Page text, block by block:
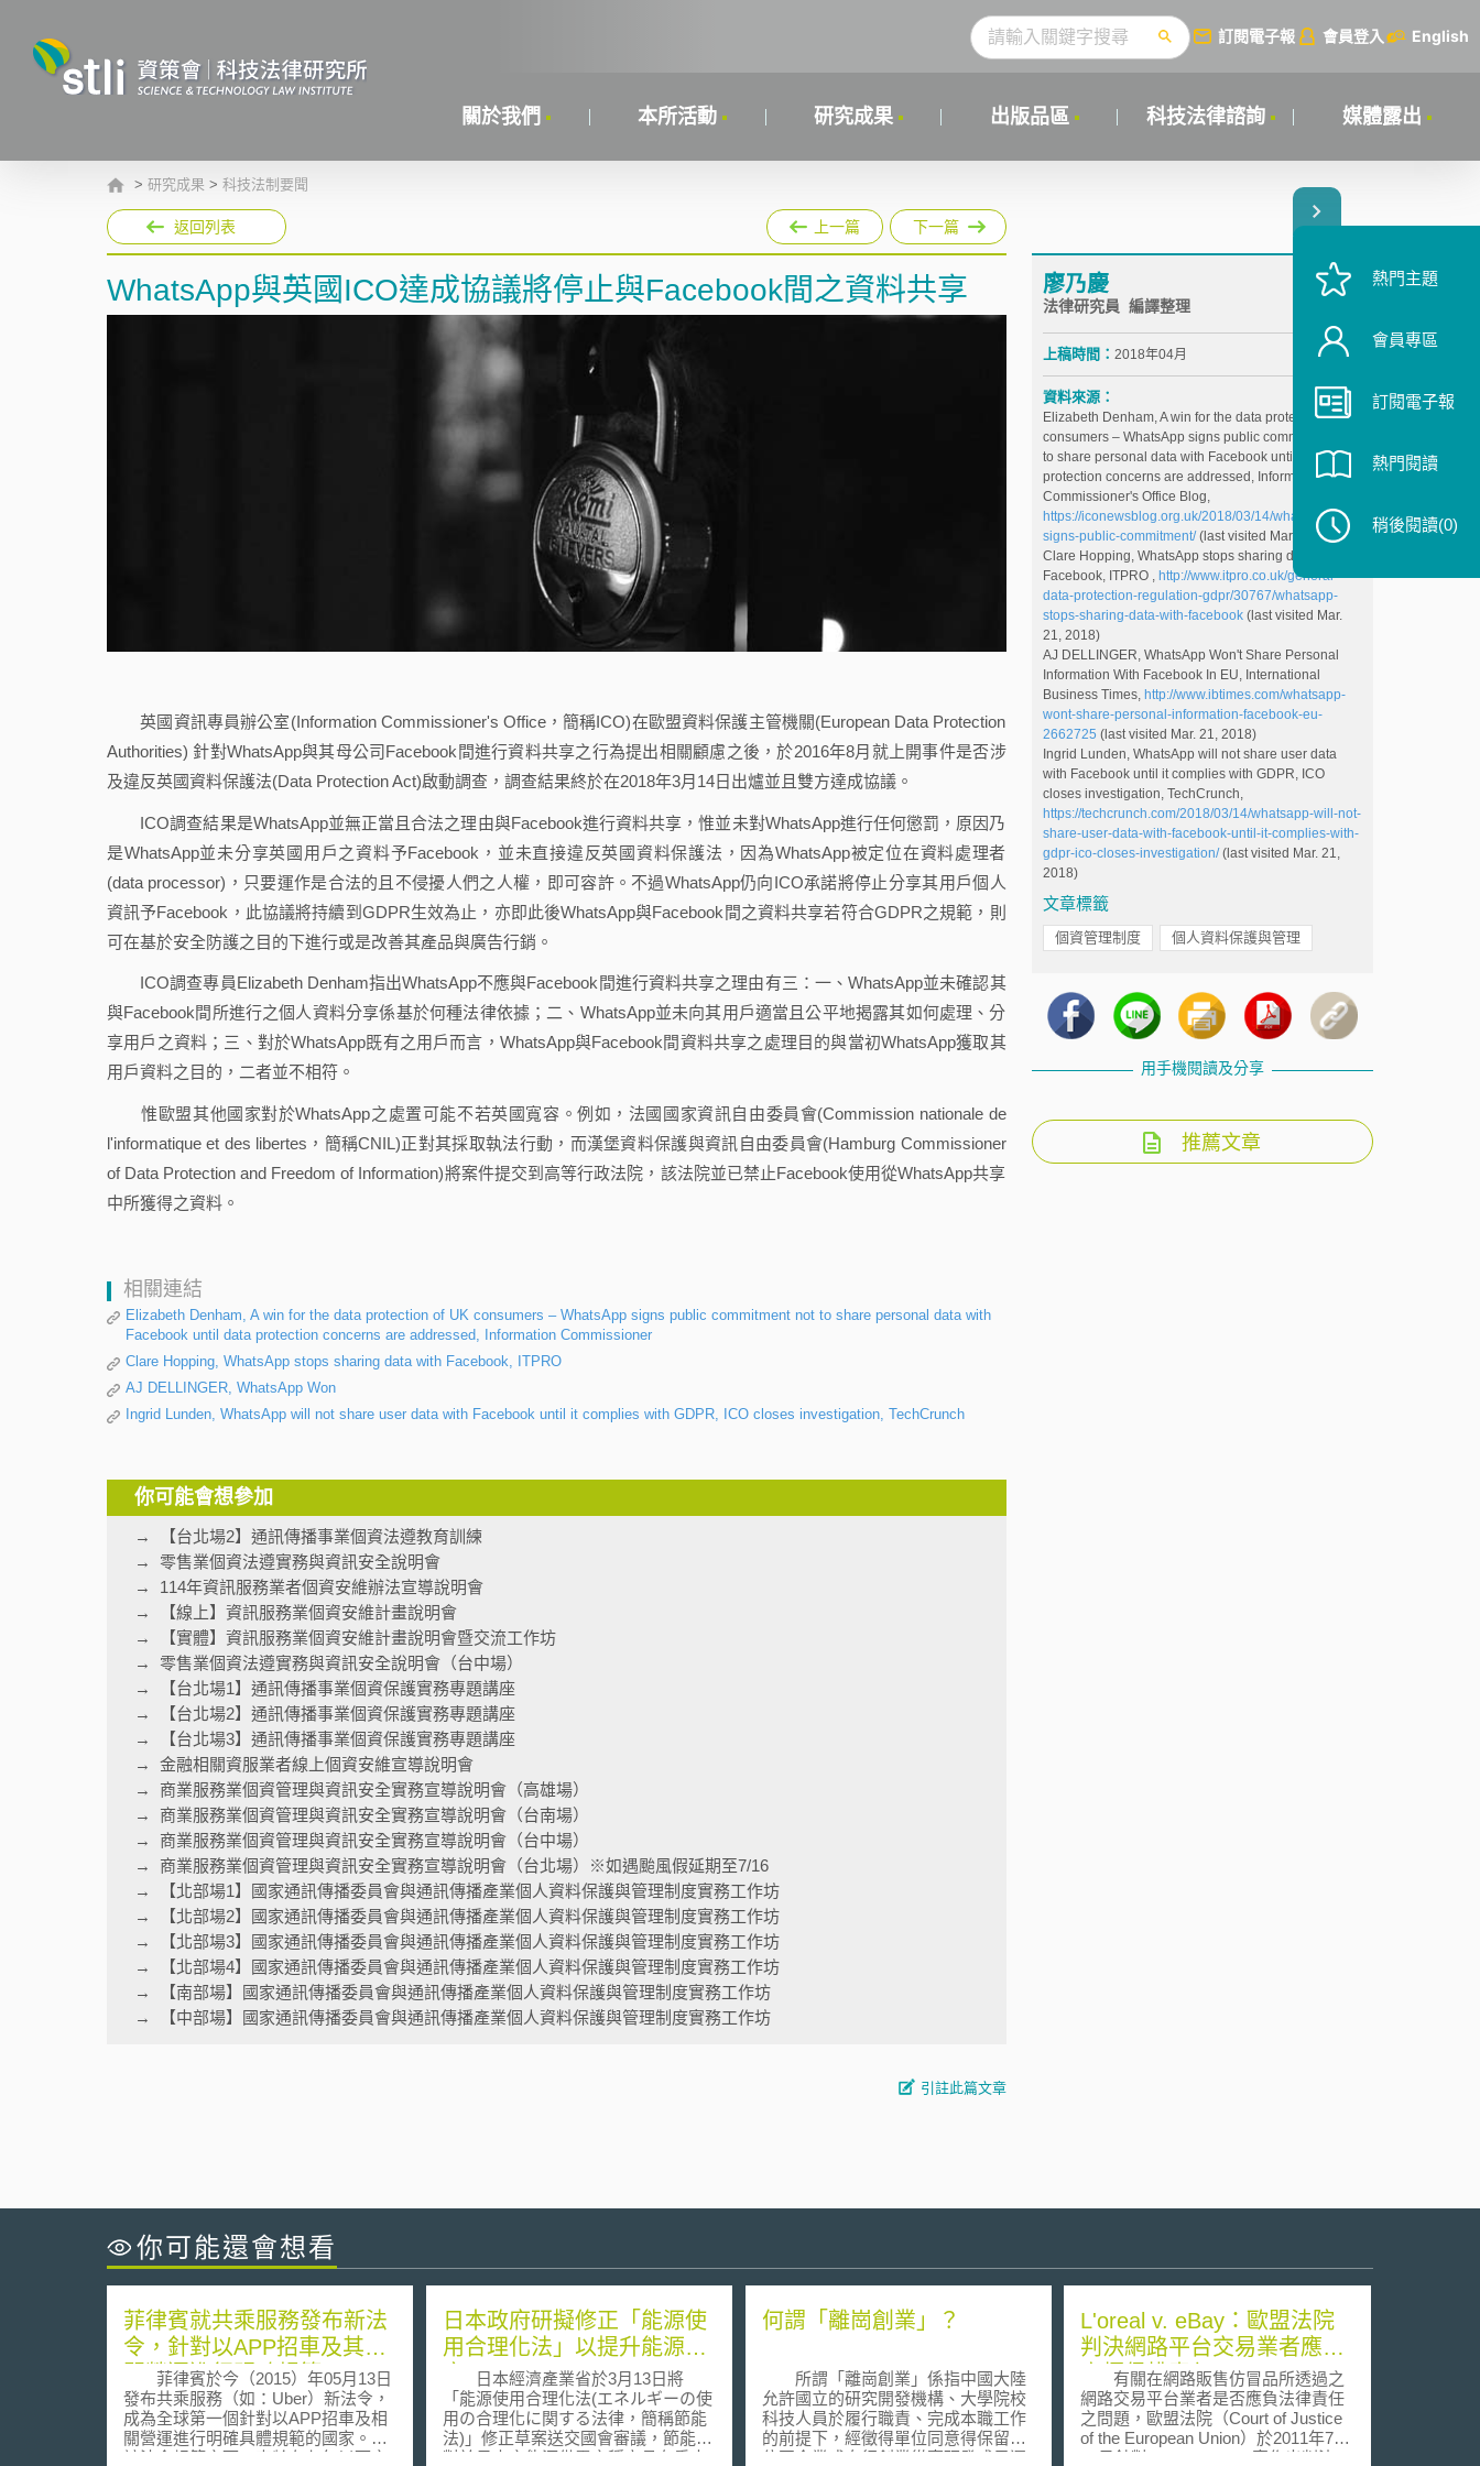
訂閱電子報 會員登入 English
關於我們 本所活動 研究成果 出版品區 科技法律諮詢 媒體露出
> 研究成果 > 科技法制要聞
返回列表 上一篇 下一篇
WhatsApp與英國ICO達成協議將停止與Facebook間之資料共享
英國資訊專員辦公室(Information Commissioner's Office，簡稱ICO)在歐盟資料保護主管機關(European Data Protection
Authorities) 針對WhatsApp與其母公司Facebook間進行資料共享之行為提出相關顧慮之後，於2016年8月就上開事件是否涉
及違反英國資料保護法(Data Protection Act)啟動調查，調查結果終於在2018年3月14日出爐並且雙方達成協議。
ICO調查結果是WhatsApp並無正當且合法之理由與Facebook進行資料共享，惟並未對WhatsApp進行任何懲罰，原因乃
是WhatsApp並未分享英國用戶之資料予Facebook，並未直接違反英國資料保護法，因為WhatsApp被定位在資料處理者
(data processor)，只要運作是合法的且不侵擾人們之人權，即可容許。不過WhatsApp仍向ICO承諾將停止分享其用戶個人
資訊予Facebook，此協議將持續到GDPR生效為止，亦即此後WhatsApp與Facebook間之資料共享若符合GDPR之規範，則
可在基於安全防護之目的下進行或是改善其產品與廣告行銷。
ICO調查專員Elizabeth Denham指出WhatsApp不應與Facebook間進行資料共享之理由有三：一、WhatsApp並未確認其
與Facebook間所進行之個人資料分享係基於何種法律依據；二、WhatsApp並未向其用戶適當且公平地揭露其如何處理、分
享用戶之資料；三、對於WhatsApp既有之用戶而言，WhatsApp與Facebook間資料共享之處理目的與當初WhatsApp獲取其
用戶資料之目的，二者並不相符。
惟歐盟其他國家對於WhatsApp之處置可能不若英國寬容。例如，法國國家資訊自由委員會(Commission nationale de
l'informatique et des libertes，簡稱CNIL)正對其採取執法行動，而漢堡資料保護與資訊自由委員會(Hamburg Commissioner
of Data Protection and Freedom of Information)將案件提交到高等行政法院，該法院並已禁止Facebook使用從WhatsApp共享
中所獲得之資料。
相關連結
Elizabeth Denham, A win for the data protection of UK consumers – WhatsApp signs public commitment not to share personal data with
Facebook until data protection concerns are addressed, Information Commissioner
Clare Hopping, WhatsApp stops sharing data with Facebook, ITPRO
AJ DELLINGER, WhatsApp Won
Ingrid Lunden, WhatsApp will not share user data with Facebook until it complies with GDPR, ICO closes investigation, TechCrunch
你可能會想參加
【台北場2】通訊傳播事業個資法遵教育訓練
零售業個資法遵實務與資訊安全說明會
114年資訊服務業者個資安維辦法宣導說明會
【線上】資訊服務業個資安維計畫說明會
【實體】資訊服務業個資安維計畫說明會暨交流工作坊
零售業個資法遵實務與資訊安全說明會（台中場）
【台北場1】通訊傳播事業個資保護實務專題講座
【台北場2】通訊傳播事業個資保護實務專題講座
【台北場3】通訊傳播事業個資保護實務專題講座
金融相關資服業者線上個資安維宣導說明會
商業服務業個資管理與資訊安全實務宣導說明會（高雄場）
商業服務業個資管理與資訊安全實務宣導說明會（台南場）
商業服務業個資管理與資訊安全實務宣導說明會（台中場）
商業服務業個資管理與資訊安全實務宣導說明會（台北場）※如遇颱風假延期至7/16
【北部場1】國家通訊傳播委員會與通訊傳播產業個人資料保護與管理制度實務工作坊
【北部場2】國家通訊傳播委員會與通訊傳播產業個人資料保護與管理制度實務工作坊
【北部場3】國家通訊傳播委員會與通訊傳播產業個人資料保護與管理制度實務工作坊
【北部場4】國家通訊傳播委員會與通訊傳播產業個人資料保護與管理制度實務工作坊
【南部場】國家通訊傳播委員會與通訊傳播產業個人資料保護與管理制度實務工作坊
【中部場】國家通訊傳播委員會與通訊傳播產業個人資料保護與管理制度實務工作坊
引註此篇文章
廖乃慶
法律研究員 編譯整理
上稿時間： 2018年04月
資料來源：
Elizabeth Denham, A win for the data protection of UK
consumers – WhatsApp signs public commitment not
to share personal data with Facebook until data
protection concerns are addressed, Information
Commissioner's Office Blog,
https://iconewsblog.org.uk/2018/03/14/whatsapp-
signs-public-commitment/(last visited Mar. 27, 2018)
Clare Hopping, WhatsApp stops sharing data with
Facebook, ITPRO , http://www.itpro.co.uk/general-
data-protection-regulation-gdpr/30767/whatsapp-
stops-sharing-data-with-facebook(last visited Mar.
21, 2018)
AJ DELLINGER, WhatsApp Won't Share Personal
Information With Facebook In EU, International
Business Times, http://www.ibtimes.com/whatsapp-
wont-share-personal-information-facebook-eu-
2662725 (last visited Mar. 21, 2018)
Ingrid Lunden, WhatsApp will not share user data
with Facebook until it complies with GDPR, ICO
closes investigation, TechCrunch,
https://techcrunch.com/2018/03/14/whatsapp-will-not-
share-user-data-with-facebook-until-it-complies-with-
gdpr-ico-closes-investigation/(last visited Mar. 21,
2018)
文章標籤
個資管理制度 個人資料保護與管理
用手機閱讀及分享
推薦文章
你可能還會想看
菲律賓就共乘服務發布新法
令，針對以APP招車及其相
關營運進行明確規範
菲律賓於今（2015）年05月13日
發布共乘服務（如：Uber）新法令，
成為全球第一個針對以APP招車及相
關營運進行明確具體規範的國家。在
該法令規範之下，車齡在七年以下之
日本政府研擬修正「能源使
用合理化法」以提升能源效
日本經濟產業省於3月13日將
「能源使用合理化法(エネルギーの使
用の合理化に関する法律，簡稱節能
法)」修正草案送交國會審議，節能法
對於日本之能源供需之穩定具有重大
何謂「離崗創業」？
所謂「離崗創業」係指中國大陸
允許國立的研究開發機構、大學院校
科技人員於履行職責、完成本職工作
的前提下，經徵得單位同意得保留職
位至企業或自行創業從事研發成果運
L'oreal v. eBay：歐盟法院
判決網路平台交易業者應負
商標侵權責任
有關在網路販售仿冒品所透過之
網路交易平台業者是否應負法律責任
之問題，歐盟法院（Court of Justice
of the European Union）於2011年7月
12日針對L’oreal v. eBay案作出判決，
熱門主題
會員專區
訂閱電子報
熱門閱讀
稍後閱讀(0)